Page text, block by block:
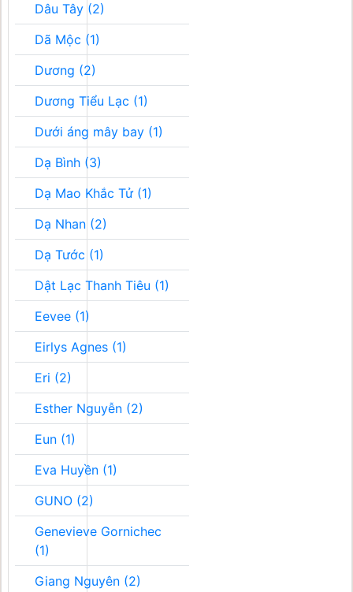
Dâu Tây (2)
Dã Mộc (1)
Dương (2)
Dương Tiểu Lạc (1)
Dưới áng mây bay (1)
Dạ Bình (3)
Dạ Mao Khắc Tử (1)
Dạ Nhan (2)
Dạ Tước (1)
Dật Lạc Thanh Tiêu (1)
Eevee (1)
Eirlys Agnes (1)
Eri (2)
Esther Nguyễn (2)
Eun (1)
Eva Huyền (1)
GUNO (2)
Genevieve Gornichec
(1)
Giang Nguyên (2)